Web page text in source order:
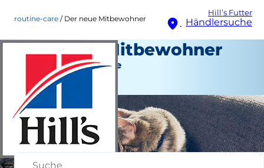
Hill’s Futter
Händlersuche
routine-care Der neue Mitbewohner
Der neue Mitbewohner
Regelmäßige Pflege
Staff Author